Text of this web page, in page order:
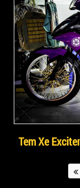
Tem Xe